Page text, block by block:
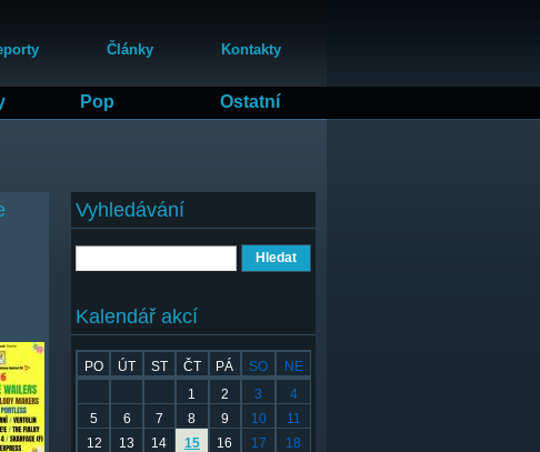
Články Kontakty
Pop Ostatní
Vyhledávání
Kalendář akcí
PO ÚT ST ČT PÁ SO
NE
1
2 3
4
5
6 7 8 9 10
11
12
13 14 15 16 17
18